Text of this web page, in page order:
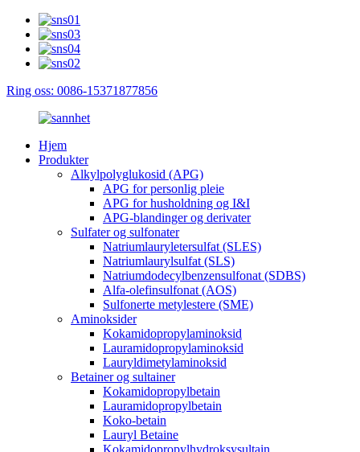
Ring oss: 0086-15371877856
Hjem
Produkter
Alkylpolyglukosid (APG)
APG for personlig pleie
APG for husholdning og I&I
APG-blandinger og derivater
Sulfater og sulfonater
Natriumlauryletersulfat (SLES)
Natriumlaurylsulfat (SLS)
Natriumdodecylbenzensulfonat (SDBS)
Alfa-olefinsulfonat (AOS)
Sulfonerte metylestere (SME)
Aminoksider
Kokamidopropylaminoksid
Lauramidopropylaminoksid
Lauryldimetylaminoksid
Betainer og sultainer
Kokamidopropylbetain
Lauramidopropylbetain
Koko-betain
Lauryl Betaine
Kokamidopropylhydroksysultain